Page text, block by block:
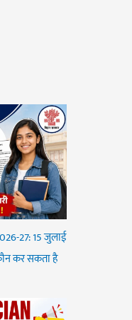
27: 15 जुलाई
कर सकता है